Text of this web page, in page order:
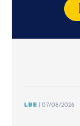
LBE | 07/08/2026